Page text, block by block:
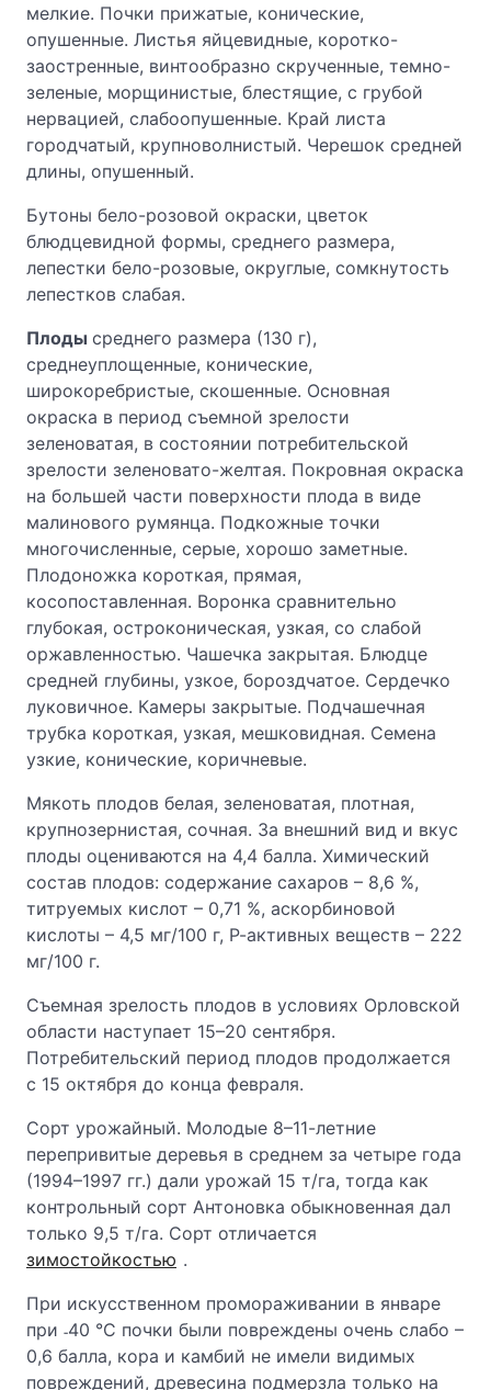
мелкие. Почки прижатые, конические,
опушенные. Листья яйцевидные, коротко-
заостренные, винтообразно скрученные, темно-
зеленые, морщинистые, блестящие, с грубой
нервацией, слабоопушенные. Край листа
городчатый, крупноволнистый. Черешок средней
длины, опушенный.
Бутоны бело-розовой окраски, цветок
блюдцевидной формы, среднего размера,
лепестки бело-розовые, округлые, сомкнутость
лепестков слабая.
Плоды среднего размера (130 г),
среднеуплощенные, конические,
широкоребристые, скошенные. Основная
окраска в период съемной зрелости
зеленоватая, в состоянии потребительской
зрелости зеленовато-желтая. Покровная окраска
на большей части поверхности плода в виде
малинового румянца. Подкожные точки
многочисленные, серые, хорошо заметные.
Плодоножка короткая, прямая,
косопоставленная. Воронка сравнительно
глубокая, остроконическая, узкая, со слабой
оржавленностью. Чашечка закрытая. Блюдце
средней глубины, узкое, бороздчатое. Сердечко
луковичное. Камеры закрытые. Подчашечная
трубка короткая, узкая, мешковидная. Семена
узкие, конические, коричневые.
Мякоть плодов белая, зеленоватая, плотная,
крупнозернистая, сочная. За внешний вид и вкус
плоды оцениваются на 4,4 балла. Химический
состав плодов: содержание сахаров – 8,6 %,
титруемых кислот – 0,71 %, аскорбиновой
кислоты – 4,5 мг/100 г, Р-активных веществ – 222
мг/100 г.
Съемная зрелость плодов в условиях Орловской
области наступает 15–20 сентября.
Потребительский период плодов продолжается
с 15 октября до конца февраля.
Сорт урожайный. Молодые 8–11-летние
перепривитые деревья в среднем за четыре года
(1994–1997 гг.) дали урожай 15 т/га, тогда как
контрольный сорт Антоновка обыкновенная дал
только 9,5 т/га. Сорт отличается
зимостойкостью .
При искусственном промораживании в январе
при ˗40 °С почки были повреждены очень слабо –
0,6 балла, кора и камбий не имели видимых
повреждений, древесина подмерзла только на